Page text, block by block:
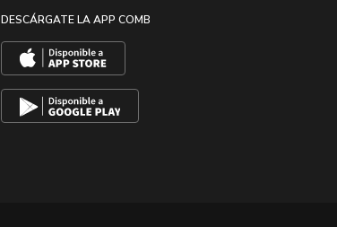
DESCÁRGATE LA APP COMB